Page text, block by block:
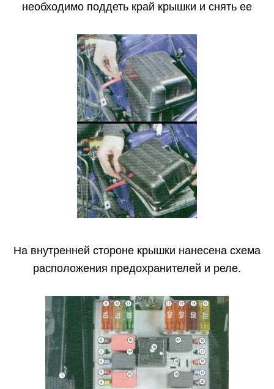
необходимо поддеть край крышки и снять ее
На внутренней стороне крышки нанесена схема
расположения предохранителей и реле.